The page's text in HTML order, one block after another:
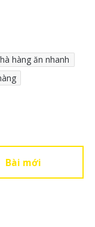
hàng ăn nhanh
Bài mới